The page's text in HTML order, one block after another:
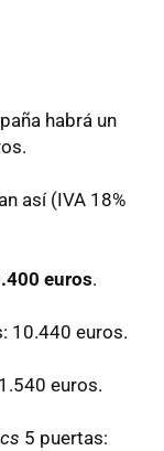
habrá un
así (IVA 18%
euros.
10.440 euros.
euros.
5 puertas: